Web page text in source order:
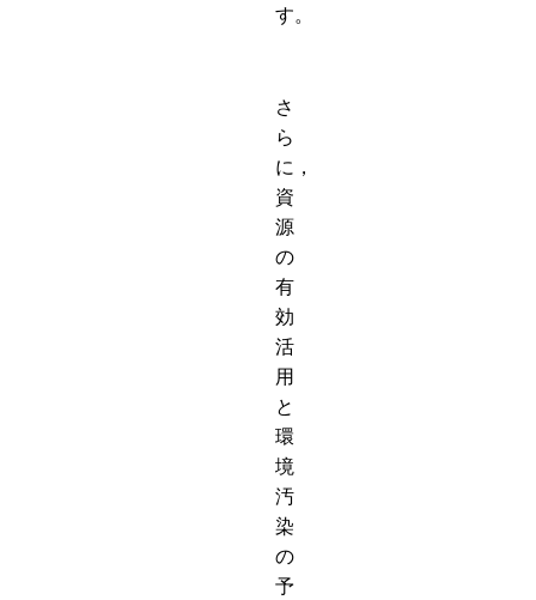
す。
さ
ら
に，
資
源
の
有
効
活
用
と
環
境
汚
染
の
予